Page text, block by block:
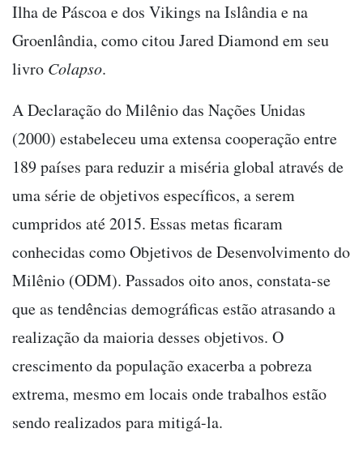
Ilha de Páscoa e dos Vikings na Islândia e na
Groenlândia, como citou Jared Diamond em seu
livro Colapso.
A Declaração do Milênio das Nações Unidas
(2000) estabeleceu uma extensa cooperação entre
189 países para reduzir a miséria global através de
uma série de objetivos específicos, a serem
cumpridos até 2015. Essas metas ficaram
conhecidas como Objetivos de Desenvolvimento do
Milênio (ODM). Passados oito anos, constata-se
que as tendências demográficas estão atrasando a
realização da maioria desses objetivos. O
crescimento da população exacerba a pobreza
extrema, mesmo em locais onde trabalhos estão
sendo realizados para mitigá-la.